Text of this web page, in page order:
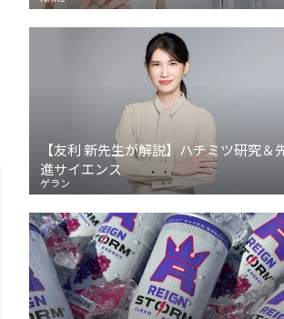
【友利 新先生が解説】ハチミツ研究＆
進サイエンス
ゲラン